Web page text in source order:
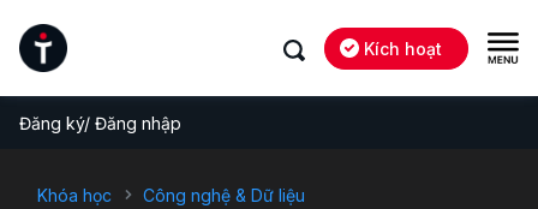
Kích hoạt
Đăng ký/ Đăng nhập
Khóa học
Công nghệ & Dữ liệu